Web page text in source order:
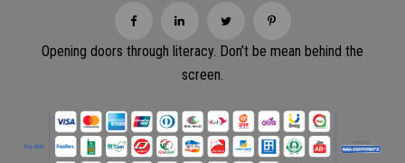
Opening doors through literacy. Don’t be mean behind the
screen.